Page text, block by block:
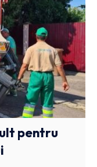
pentru